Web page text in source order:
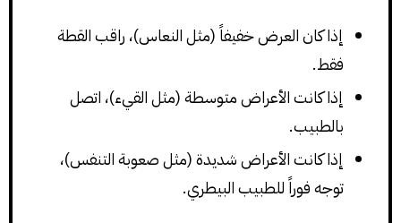
إذا كان العرض خفيفاً (مثل النعاس)، راقب القطة
فقط.
إذا كانت الأعراض متوسطة (مثل القيء)، اتصل
بالطبيب.
إذا كانت الأعراض شديدة (مثل صعوبة التنفس)،
توجه فوراً للطبيب البيطري.